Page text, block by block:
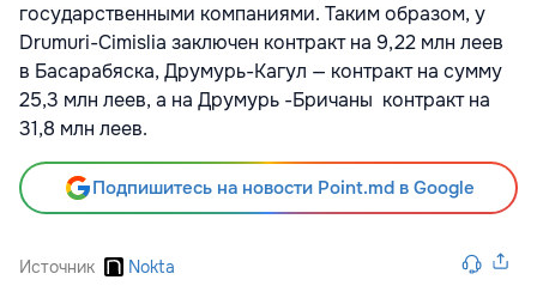
государственными компаниями. Таким образом, у
Drumuri-Cimislia заключен контракт на 9,22 млн леев
в Басарабяска, Друмурь-Кагул — контракт на сумму
25,3 млн леев, а на Друмурь -Бричаны контракт на
31,8 млн леев.
Подпишитесь на новости Point.md в Google
Источник Nokta